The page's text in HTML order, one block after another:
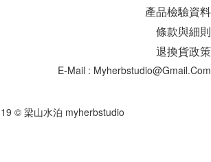
產品檢驗資料
條款與細則
退換貨政策
E-Mail : Myherbstudio@gmail.com
© 梁山水泊 myherbstudio